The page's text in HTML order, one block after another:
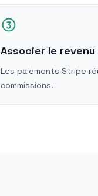
Associer le
Les paiements Stripe
commissions.